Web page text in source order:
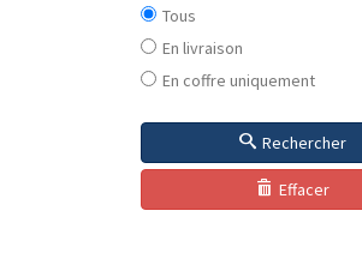
Tous
En livraison
En coffre uniquement
Rechercher
Effacer